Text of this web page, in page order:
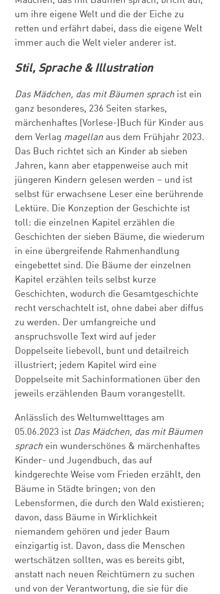
um ihre eigene Welt und die der Eiche zu
retten und erfährt dabei, dass die eigene Welt
immer auch die Welt vieler anderer ist.
Stil, Sprache & Illustration
Das Mädchen, das mit Bäumen sprachist ein
ganz besonderes, 236 Seiten starkes,
märchenhaftes (Vorlese-)Buch für Kinder aus
dem Verlag magellan aus dem Frühjahr 2023.
Das Buch richtet sich an Kinder ab sieben
Jahren, kann aber etappenweise auch mit
jüngeren Kindern gelesen werden – und ist
selbst für erwachsene Leser eine berührende
Lektüre. Die Konzeption der Geschichte ist
toll: die einzelnen Kapitel erzählen die
Geschichten der sieben Bäume, die wiederum
in eine übergreifende Rahmenhandlung
eingebettet sind. Die Bäume der einzelnen
Kapitel erzählen teils selbst kurze
Geschichten, wodurch die Gesamtgeschichte
recht verschachtelt ist, ohne dabei aber diffus
zu werden. Der umfangreiche und
anspruchsvolle Text wird auf jeder
Doppelseite liebevoll, bunt und detailreich
illustriert; jedem Kapitel wird eine
Doppelseite mit Sachinformationen über den
jeweils erzählenden Baum vorangestellt.
Anlässlich des Weltumwelttages am
05.06.2023 ist Das Mädchen, das mit Bäumen
sprachein wunderschönes & märchenhaftes
Kinder- und Jugendbuch, das auf
kindgerechte Weise vom Frieden erzählt, den
Bäume in Städte bringen; von den
Lebensformen, die durch den Wald existieren;
davon, dass Bäume in Wirklichkeit
niemandem gehören und jeder Baum
einzigartig ist. Davon, dass die Menschen
wertschätzen sollten, was es bereits gibt,
anstatt nach neuen Reichtümern zu suchen
und von der Verantwortung, die sie für die